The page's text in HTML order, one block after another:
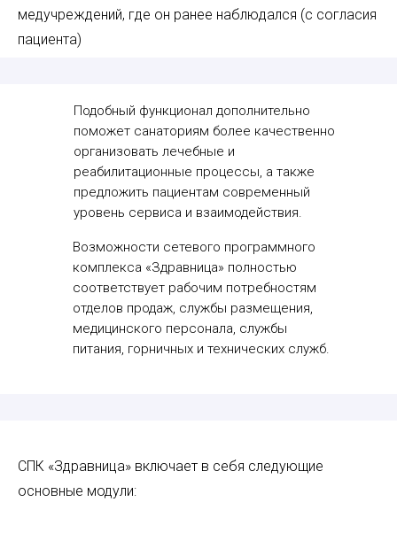
медучреждений, где он ранее наблюдался (с согласия
пациента)
Возможности сетевого программного
комплекса «Здравница» полностью
соответствует рабочим потребностям
отделов продаж, службы размещения,
медицинского персонала, службы
питания, горничных и технических служб.
Подобный функционал дополнительно
поможет санаториям более качественно
организовать лечебные и
реабилитационные процессы, а также
предложить пациентам современный
уровень сервиса и взаимодействия.
СПК «Здравница» включает в себя следующие
основные модули: